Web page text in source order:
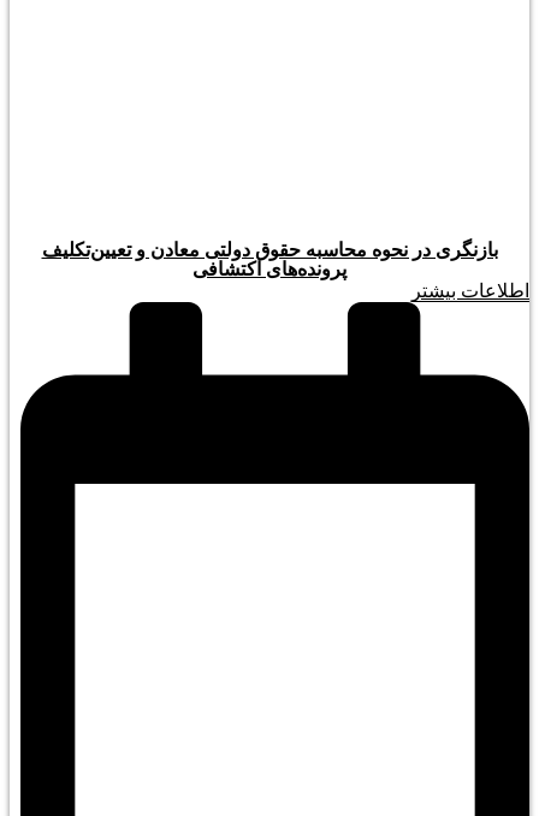
بازنگری در نحوه محاسبه حقوق دولتی معادن و تعیین‌تکلیف
پرونده‌های اکتشافی
اطلاعات بیشتر